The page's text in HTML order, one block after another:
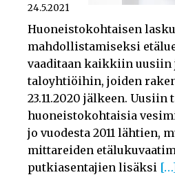
24.5.2021
Huoneistokohtaisen
mahdollistamiseksi
vaaditaan kaikkiin uusiin
taloyhtiöihin, joiden
23.11.2020 jälkeen.
huoneistokohtaisia
jo vuodesta 2011 lähtien,
mittareiden
putkiasentajien lisäksi